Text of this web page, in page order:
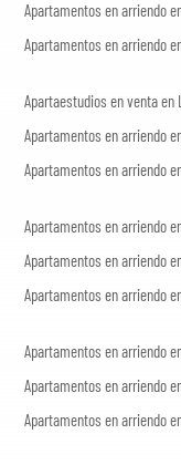
Apartamentos en arriendo
Apartamentos en arriendo
Apartaestudios en venta en
Apartamentos en arriendo
Apartamentos en arriendo
Apartamentos en arriendo
Apartamentos en arriendo
Apartamentos en arriendo
Apartamentos en arriendo
Apartamentos en arriendo
Apartamentos en arriendo